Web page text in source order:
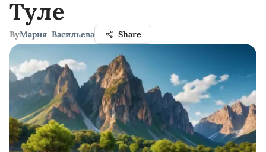
Туле
ByМария Васильева Share